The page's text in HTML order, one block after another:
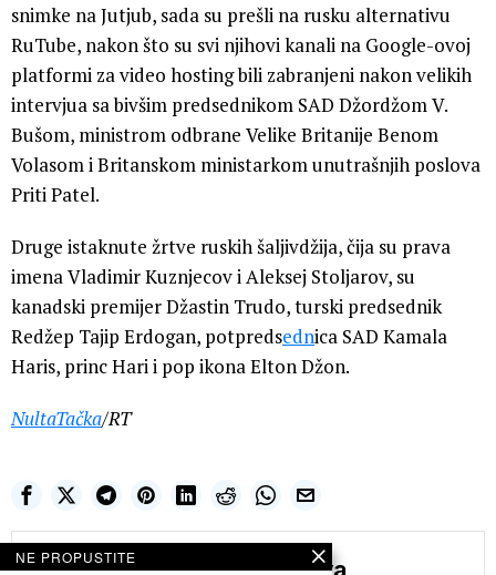
snimke na Jutjub, sada su prešli na rusku alternativu
RuTube, nakon što su svi njihovi kanali na Google-ovoj
platformi za video hosting bili zabranjeni nakon velikih
intervjua sa bivšim predsednikom SAD Džordžom V.
Bušom, ministrom odbrane Velike Britanije Benom
Volasom i Britanskom ministarkom unutrašnjih poslova
Priti Patel.
Druge istaknute žrtve ruskih šaljivdžija, čija su prava
imena Vladimir Kuznjecov i Aleksej Stoljarov, su
kanadski premijer Džastin Trudo, turski predsednik
Redžep Tajip Erdogan, potpredsednica SAD Kamala
Haris, princ Hari i pop ikona Elton Džon.
NultaTačka/RT
NE PROPUSTITE